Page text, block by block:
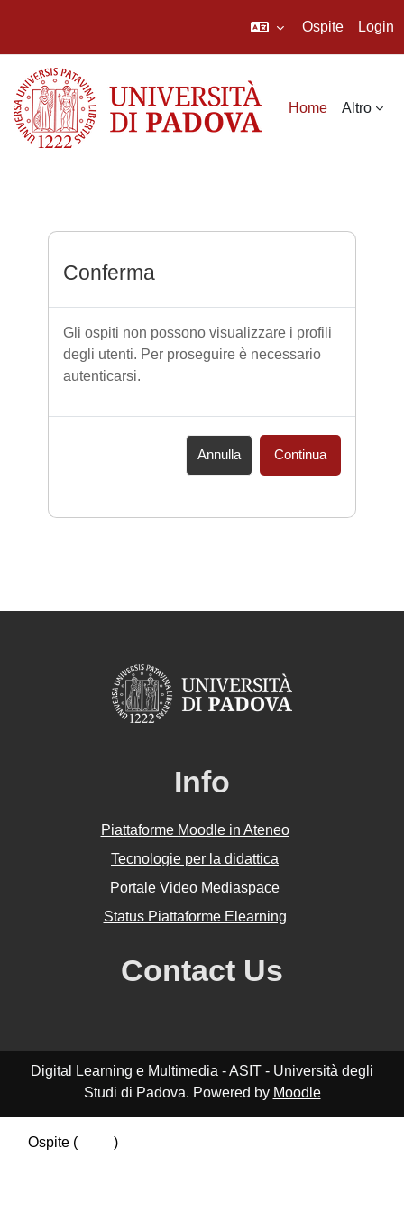
Ospite Login
Home Altro
Conferma
Gli ospiti non possono visualizzare i profili
degli utenti. Per proseguire è necessario
autenticarsi.
Annulla Continua
Info
Piattaforme Moodle in Ateneo
Tecnologie per la didattica
Portale Video Mediaspace
Status Piattaforme Elearning
Contact Us
Digital Learning e Multimedia - ASIT - Università degli
Studi di Padova. Powered by Moodle
Ospite (
)